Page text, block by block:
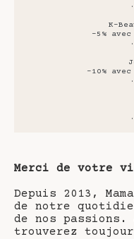
K-
-5% avec
-10% avec
Merci de votre
Depuis 2013,
de notre
de nos passions.
trouverez